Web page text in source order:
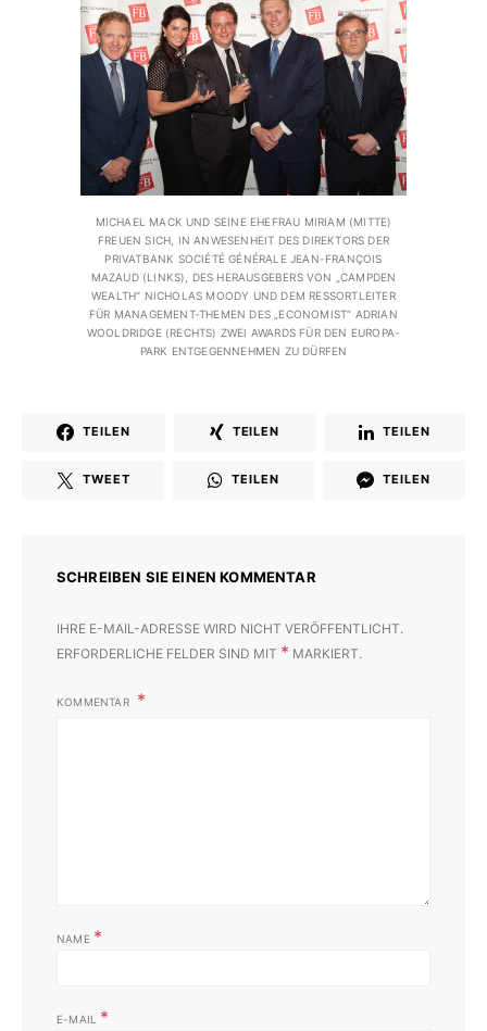
MICHAEL MACK UND SEINE EHEFRAU MIRIAM (MITTE)
FREUEN SICH, IN ANWESENHEIT DES DIREKTORS DER
PRIVATBANK SOCIÉTÉ GÉNÉRALE JEAN-FRANÇOIS
MAZAUD (LINKS), DES HERAUSGEBERS VON „CAMPDEN
WEALTH“ NICHOLAS MOODY UND DEM RESSORTLEITER
FÜR MANAGEMENT-THEMEN DES „ECONOMIST“ ADRIAN
WOOLDRIDGE (RECHTS) ZWEI AWARDS FÜR DEN EUROPA-
PARK ENTGEGENNEHMEN ZU DÜRFEN
TEILEN TEILEN TEILEN
TWEET TEILEN TEILEN
SCHREIBEN SIE EINEN KOMMENTAR
IHRE E-MAIL-ADRESSE WIRD NICHT VERÖFFENTLICHT.
ERFORDERLICHE FELDER SIND MIT * MARKIERT.
KOMMENTAR
NAME *
E-MAIL *